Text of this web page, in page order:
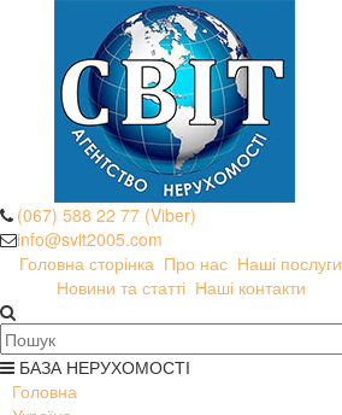
(067) 588 22 77 (Viber)
info@svit2005.com
Головна сторінка Про нас Наші послуги
Новини та статті Наші контакти
БАЗА НЕРУХОМОСТІ
Головна